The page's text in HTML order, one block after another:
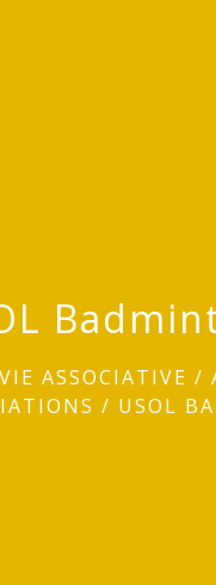
VIE ASSOCIATIVE /
/ USOL